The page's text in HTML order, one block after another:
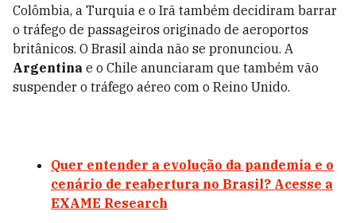
Colômbia, a Turquia e o Irã também decidiram barrar
o tráfego de passageiros originado de aeroportos
britânicos. O Brasil ainda não se pronunciou. A
Argentina e o Chile anunciaram que também vão
suspender o tráfego aéreo com o Reino Unido.
Quer entender a evolução da pandemia e o
cenário de reabertura no Brasil? Acesse a
EXAME Research